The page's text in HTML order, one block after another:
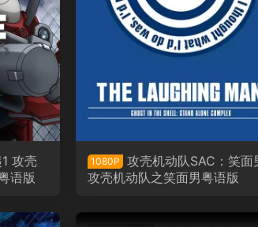
攻壳
语版
1080P
攻壳机动队SAC：笑面
攻壳机动队之笑面男粤语版